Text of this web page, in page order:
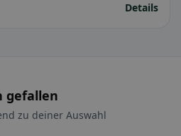
Details
gefallen
zu deiner Auswahl